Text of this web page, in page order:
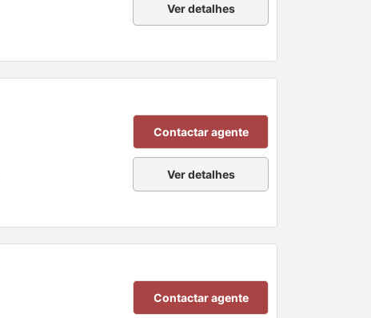
Ver detalhes
Contactar agente
Ver detalhes
Contactar agente